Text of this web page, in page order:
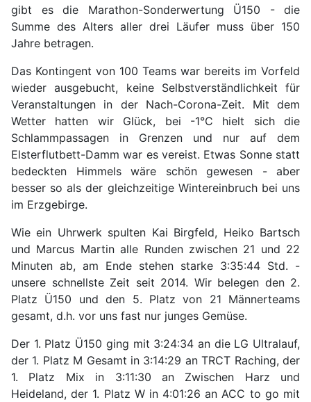
gibt es die Marathon-Sonderwertung Ü150 - die
Summe des Alters aller drei Läufer muss über 150
Jahre betragen.
Das Kontingent von 100 Teams war bereits im Vorfeld
wieder ausgebucht, keine Selbstverständlichkeit für
Veranstaltungen in der Nach-Corona-Zeit. Mit dem
Wetter hatten wir Glück, bei -1°C hielt sich die
Schlammpassagen in Grenzen und nur auf dem
Elsterflutbett-Damm war es vereist. Etwas Sonne statt
bedeckten Himmels wäre schön gewesen - aber
besser so als der gleichzeitige Wintereinbruch bei uns
im Erzgebirge.
Wie ein Uhrwerk spulten Kai Birgfeld, Heiko Bartsch
und Marcus Martin alle Runden zwischen 21 und 22
Minuten ab, am Ende stehen starke 3:35:44 Std. -
unsere schnellste Zeit seit 2014. Wir belegen den 2.
Platz Ü150 und den 5. Platz von 21 Männerteams
gesamt, d.h. vor uns fast nur junges Gemüse.
Der 1. Platz Ü150 ging mit 3:24:34 an die LG Ultralauf,
der 1. Platz M Gesamt in 3:14:29 an TRCT Raching, der
1. Platz Mix in 3:11:30 an Zwischen Harz und
Heideland, der 1. Platz W in 4:01:26 an ACC to go mit